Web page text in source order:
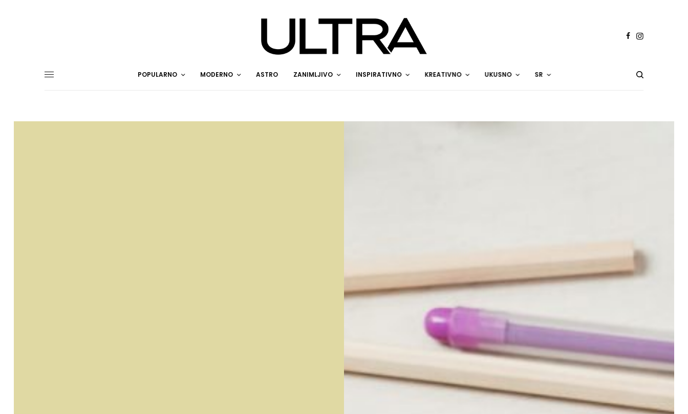
POPULARNO MODERNO ASTRO ZANIMLJIVO INSPIRATIVNO KREATIVNO UKUSNO SR